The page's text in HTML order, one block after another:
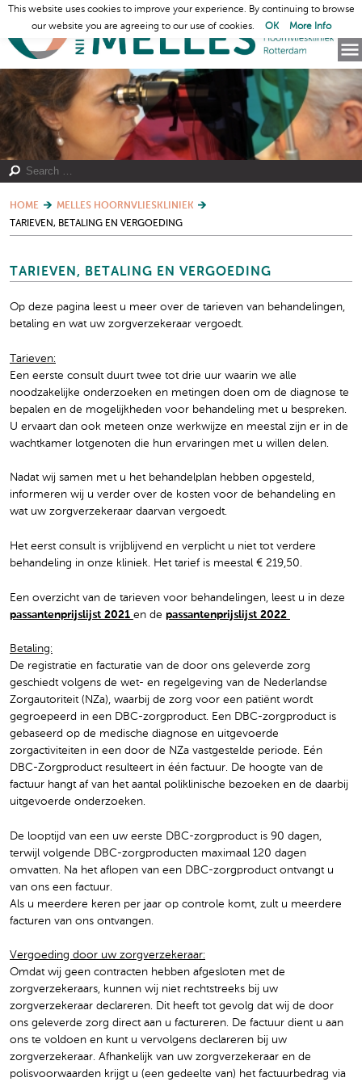
HOME
MELLES HOORNVLIESKLINIEK
TARIEVEN, BETALING EN VERGOEDING
TARIEVEN, BETALING EN VERGOEDING
Op deze pagina leest u meer over de tarieven van behandelingen,
betaling en wat uw zorgverzekeraar vergoedt.
Tarieven:
Een eerste consult duurt twee tot drie uur waarin we alle
noodzakelijke onderzoeken en metingen doen om de diagnose te
bepalen en de mogelijkheden voor behandeling met u bespreken.
U ervaart dan ook meteen onze werkwijze en meestal zijn er in de
wachtkamer lotgenoten die hun ervaringen met u willen delen.
Nadat wij samen met u het behandelplan hebben opgesteld,
informeren wij u verder over de kosten voor de behandeling en
wat uw zorgverzekeraar daarvan vergoedt.
Het eerst consult is vrijblijvend en verplicht u niet tot verdere
behandeling in onze kliniek. Het tarief is meestal € 219,50.
Een overzicht van de tarieven voor behandelingen, leest u in deze
passantenprijslijst 2021 en de passantenprijslijst 2022
Betaling:
De registratie en facturatie van de door ons geleverde zorg
geschiedt volgens de wet- en regelgeving van de Nederlandse
Zorgautoriteit (NZa), waarbij de zorg voor een patiënt wordt
gegroepeerd in een DBC-zorgproduct. Een DBC-zorgproduct is
gebaseerd op de medische diagnose en uitgevoerde
zorgactiviteiten in een door de NZa vastgestelde periode. Eén
DBC-Zorgproduct resulteert in één factuur. De hoogte van de
factuur hangt af van het aantal poliklinische bezoeken en de daarbij
uitgevoerde onderzoeken.
De looptijd van een uw eerste DBC-zorgproduct is 90 dagen,
terwijl volgende DBC-zorgproducten maximaal 120 dagen
omvatten. Na het aflopen van een DBC-zorgproduct ontvangt u
van ons een factuur.
Als u meerdere keren per jaar op controle komt, zult u meerdere
facturen van ons ontvangen.
Vergoeding door uw zorgverzekeraar:
Omdat wij geen contracten hebben afgesloten met de
zorgverzekeraars, kunnen wij niet rechtstreeks bij uw
zorgverzekeraar declareren. Dit heeft tot gevolg dat wij de door
ons geleverde zorg direct aan u factureren. De factuur dient u aan
ons te voldoen en kunt u vervolgens declareren bij uw
zorgverzekeraar. Afhankelijk van uw zorgverzekeraar en de
polisvoorwaarden krijgt u (een gedeelte van) het factuurbedrag via
This website uses cookies to improve your experience. By continuing to browse
our website you are agreeing to our use of cookies.
OK More Info